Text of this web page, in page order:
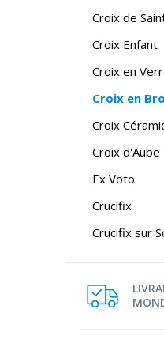
Croix de
Croix Enfant
Croix en
Croix en
Croix
Croix d'Aube
Ex Voto
Crucifix
Crucifix sur